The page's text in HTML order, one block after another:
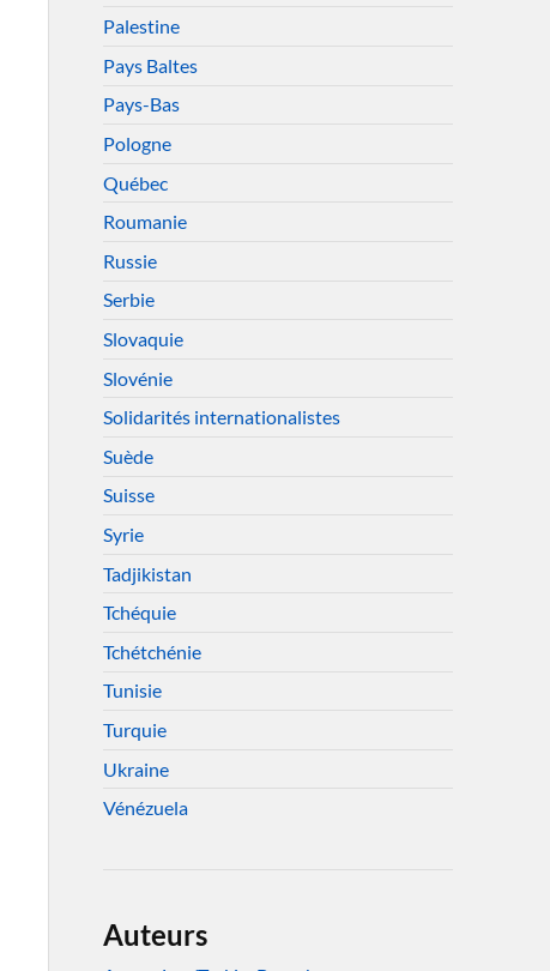
Palestine
Pays Baltes
Pays-Bas
Pologne
Québec
Roumanie
Russie
Serbie
Slovaquie
Slovénie
Solidarités internationalistes
Suède
Suisse
Syrie
Tadjikistan
Tchéquie
Tchétchénie
Tunisie
Turquie
Ukraine
Vénézuela
Auteurs